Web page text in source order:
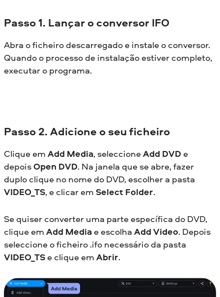
Passo 1. Lançar o conversor IFO
Abra o ficheiro descarregado e instale o conversor.
Quando o processo de instalação estiver completo,
executar o programa.
Passo 2. Adicione o seu ficheiro
Clique em Add Media, seleccioneAdd DVD e
depoisOpen DVD. Na janela que se abre, fazer
duplo clique no nome do DVD, escolher a pasta
VIDEO_TS, e clicar em Select Folder.
Se quiser converter uma parte específica do DVD,
clique em Add Media e escolha Add Video. Depois
seleccione o ficheiro .ifo necessário da pasta
VIDEO_TS e clique em Abrir.